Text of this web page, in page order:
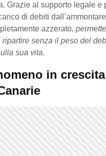
Grazie al supporto legale e
di debiti
azzerato,
ripartire senza il peso del
sua vita.
in